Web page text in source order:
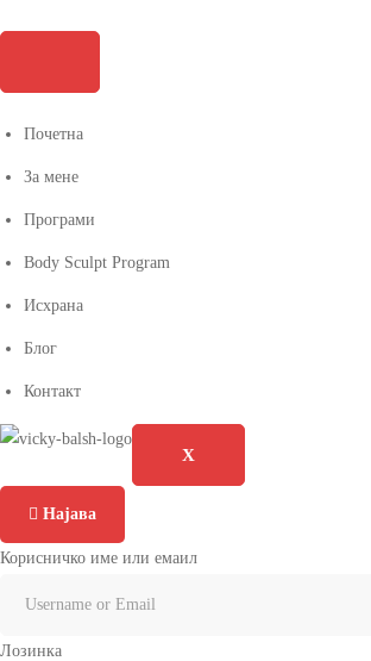
Почетна
За мене
Програми
Body Sculpt Program
Исхрана
Блог
Контакт
X
Најава
Корисничко име или емаил
Лозинка